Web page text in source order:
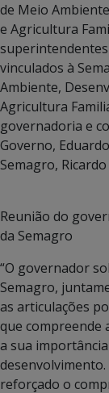
de Meio
e Agricultura
vinculados à
Ambiente,
Agricultura
governadoria e
Governo,
Semagro, Ricardo
Reunião do
da Semagro
“O governador
Semagro,
as articulações
que compreende
a sua
reforçado o